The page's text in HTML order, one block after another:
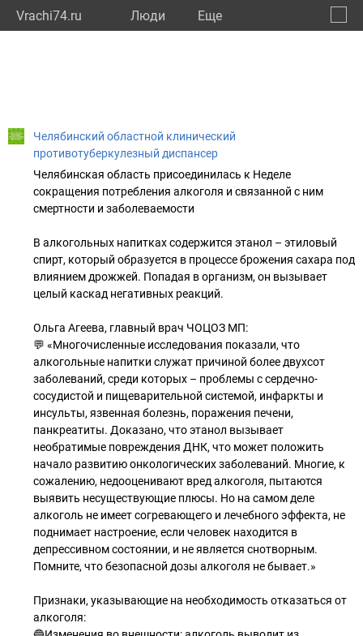
Vrachi74.ru Люди Eще
Челябинский областной клинический
противотуберкулезный диспансер
Челябинская область присоединилась к Неделе
сокращения потребления алкоголя и связанной с ним
смертности и заболеваемости
В алкогольных напитках содержится этанол – этиловый
спирт, который образуется в процессе брожения сахара под
влиянием дрожжей. Попадая в организм, он вызывает
целый каскад негативных реакций.
Ольга Агеева, главный врач ЧОЦОЗ МП:
💬 «Многочисленные исследования показали, что
алкогольные напитки служат причиной более двухсот
заболеваний, среди которых – проблемы с сердечно-
сосудистой и пищеварительной системой, инфаркты и
инсульты, язвенная болезнь, поражения печени,
панкреатиты. Доказано, что этанол вызывает
необратимые повреждения ДНК, что может положить
начало развитию онкологических заболеваний. Многие, к
сожалению, недооценивают вред алкоголя, пытаются
выявить несуществующие плюсы. Но на самом деле
алкоголь не имеет согревающего и лечебного эффекта, не
поднимает настроение, если человек находится в
депрессивном состоянии, и не является снотворным.
Помните, что безопасной дозы алкоголя не бывает.»
Признаки, указывающие на необходимость отказаться от
алкоголя: